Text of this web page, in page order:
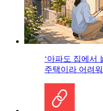
‘아파도 집에서
주택이라 어려워